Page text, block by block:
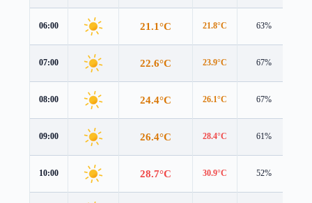
06:00 21.1°C 21.8°C 63%
07:00 22.6°C 23.9°C 67%
08:00 24.4°C 26.1°C 67%
09:00 26.4°C 28.4°C 61%
10:00 28.7°C 30.9°C 52%